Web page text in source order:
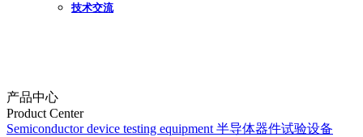
技术交流
产品中心
Product Center
Semiconductor device testing equipment 半导体器件试验设备